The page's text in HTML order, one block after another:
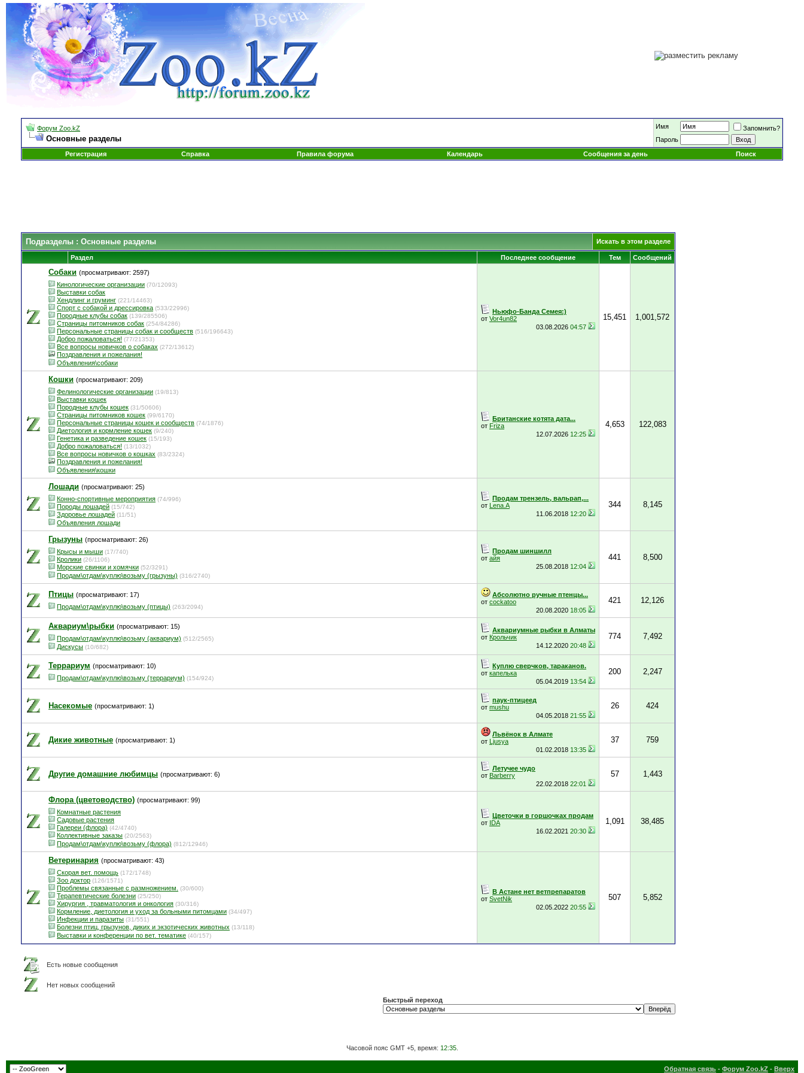
Форум Zoo.kZ
Основные разделы
Имя
Запомнить?
Пароль
Регистрация
Справка Правила форума Календарь Сообщения за день Поиск
Подразделы : Основные разделы Искать в этом разделе
Раздел Последнее сообщение Тем Сообщений
Собаки (просматривают: 2597)
Кинологические организации (70/12093)
Выставки собак
Хендлинг и груминг (221/14463)
Спорт с собакой и дрессировка (533/22996)
Породные клубы собак (139/285506)
Страницы питомников собак (254/84286)
Персональные страницы собак и сообществ (516/196643)
Добро пожаловаться! (77/21353)
Все вопросы новичков о собаках (272/13612)
Поздравления и пожелания!
Объявления\собаки
Ньюфо-Банда Семея:)
от Vor4un82
03.08.2026 04:57
15,451 1,001,572
Кошки (просматривают: 209)
Фелинологические организации (19/813)
Выставки кошек
Породные клубы кошек (31/50606)
Страницы питомников кошек (99/6170)
Персональные страницы кошек и сообществ (74/1876)
Диетология и кормление кошек (9/240)
Генетика и разведение кошек (15/193)
Добро пожаловаться! (13/1032)
Все вопросы новичков о кошках (83/2324)
Поздравления и пожелания!
Объявления\кошки
Британские котята дата...
от Friza
12.07.2026 12:25
4,653 122,083
Лошади (просматривают: 25)
Конно-спортивные мероприятия (74/996)
Породы лошадей (15/742)
Здоровье лошадей (11/51)
Объявления лошади
Продам трензель, вальрап,...
от Lena.A
11.06.2018 12:20
344 8,145
Грызуны (просматривают: 26)
Крысы и мыши (17/740)
Кролики (26/1106)
Морские свинки и хомячки (52/3291)
Продам\отдам\куплю\возьму (грызуны) (316/2740)
Продам шиншилл
от айя
25.08.2018 12:04
441 8,500
Птицы (просматривают: 17)
Продам\отдам\куплю\возьму (птицы) (263/2094)
Абсолютно ручные птенцы...
от cockatoo
20.08.2020 18:05
421 12,126
Аквариум\рыбки (просматривают: 15)
Продам\отдам\куплю\возьму (аквариум) (512/2565)
Дискусы (10/682)
Аквариумные рыбки в Алматы
от Крольчик
14.12.2020 20:48
774 7,492
Террариум (просматривают: 10)
Продам\отдам\куплю\возьму (террариум) (154/924)
Куплю сверчков, тараканов.
от капелька
05.04.2019 13:54
200 2,247
Насекомые (просматривают: 1)
паук-птицеед
от mushu
04.05.2018 21:55
26 424
Дикие животные (просматривают: 1)
Львёнок в Алмате
от Ljusya
01.02.2018 13:35
37 759
Другие домашние любимцы (просматривают: 6)
Летучее чудо
от Barberry
22.02.2018 22:01
57 1,443
Флора (цветоводство) (просматривают: 99)
Комнатные растения
Садовые растения
Галереи (флора) (42/4740)
Коллективные заказы (20/2563)
Продам\отдам\куплю\возьму (флора) (812/12946)
Цветочки в горшочках продам
от IDA
16.02.2021 20:30
1,091 38,485
Ветеринария (просматривают: 43)
Скорая вет. помощь (172/1748)
Зоо доктор (126/1571)
Проблемы связанные с размножением. (30/600)
Терапевтические болезни (25/250)
Хирургия , травматология и онкология (30/316)
Кормление, диетология и уход за больными питомцами (34/497)
Инфекции и паразиты (31/551)
Болезни птиц, грызунов, диких и экзотических животных (13/118)
Выставки и конференции по вет. тематике (40/157)
В Астане нет ветпрепаратов
от SvetNik
02.05.2022 20:55
507 5,852
Есть новые сообщения
Нет новых сообщений
Быстрый переход
Часовой пояс GMT +5, время: 12:35.
Обратная связь - Форум Zoo.kZ - Вверх